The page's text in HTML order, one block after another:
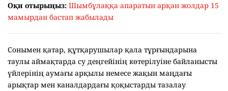
Оқи отырыңыз: Шымбұлаққа апаратын арқан жолдар 15
мамырдан бастап жабылады
Сонымен қатар, құтқарушылар қала тұрғындарына
таулы аймақтарда су деңгейінің көтерілуіне байланысты
үйлерінің аумағы арқылы немесе жақын маңдағы
арықтар мен каналдардағы қоқыстарды тазалау